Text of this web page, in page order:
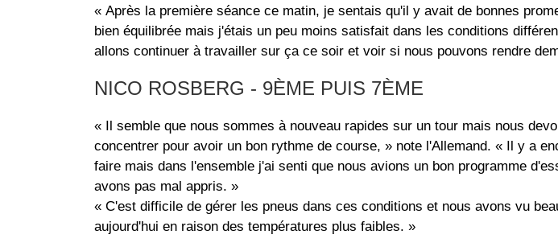
« Après la première séance ce matin, je sentais qu'il y avait de bonnes
bien équilibrée mais j'étais un peu moins satisfait dans les conditions
allons continuer à travailler sur ça ce soir et voir si nous pouvons rendre
NICO ROSBERG - 9ÈME PUIS 7ÈME
« Il semble que nous sommes à nouveau rapides sur un tour mais nous
concentrer pour avoir un bon rythme de course, » note l'Allemand. « Il y a
faire mais dans l'ensemble j'ai senti que nous avions un bon programme
avons pas mal appris. »
« C'est difficile de gérer les pneus dans ces conditions et nous avons vu
aujourd'hui en raison des températures plus faibles. »